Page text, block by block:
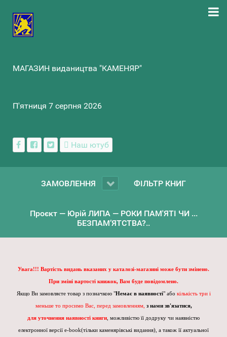
МАГАЗИН видаництва "КАМЕНЯР"
П'ятниця 7 серпня 2026
Наш ютуб
ЗАМОВЛЕННЯ ФІЛЬТР КНИГ
Проєкт — Юрій ЛИПА — РОКИ ПАМ'ЯТІ ЧИ ...
БЕЗПАМ’ЯТСТВА?..
Увага!!! Вартість видань вказаних у каталозі-магазині може бути змінено.
При зміні вартості книжок, Вам буде повідомлено.
Якщо Ви замовляєте товар з позначкою "Немає в наявності" або кількість три і
меньше то просимо Вас, перед замовленням, з нами зв'язатися,
для уточнення наявності книги , можливістю її додруку чи наявністю
електронної версії e-book(тільки каменярівські видання), а також її актуальної